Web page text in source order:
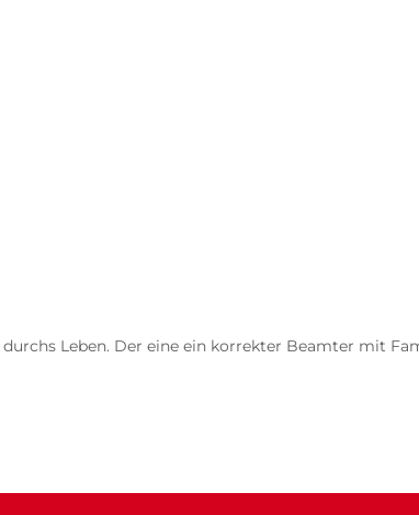
Leben. Der eine ein korrekter Beamter mit